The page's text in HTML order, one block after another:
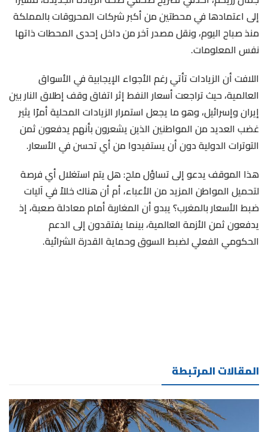
إلى اعتمادها في محطتين من أكبر شركات المحروقات بالمملكة
منذ صباح اليوم، ونقل مصدر آخر من داخل إحدى المحطات ذاتها
نفس المعلومات.
اللافت أن الزيادات تأتي رغم الأجواء الإيجابية في الأسواق
العالمية، حيث تراجعت أسعار النفط إثر اتفاق وقف إطلاق النار بين
إيران وإسرائيل، وهو ما يجعل استمرار الزيادات المحلية أمرًا يثير
غضب العديد من المواطنين الذين يشعرون بأنهم يدفعون ثمن
التوترات الدولية دون أن يستفيدوا من أي تحسن في الأسعار.
هذا الموقف يدعو إلى تساؤل ملح: هل يتم استغلال أي فرصة
لتحميل المواطن المزيد من الأعباء، أم أن هناك خللاً في آليات
ضبط الأسعار بالمغرب؟ يبدو أن المغاربة أمام معادلة صعبة، إذ
يدفعون ثمن الأزمة العالمية، بينما يفتقدون إلى الدعم
الحكومي الفعلي لضبط السوق وحماية القدرة الشرائية.
المقالات المرتبطة